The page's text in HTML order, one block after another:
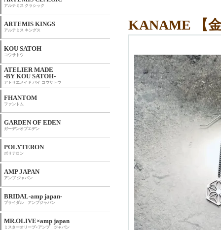
KANAME 【
アルテミス クラシック
ARTEMIS KINGS
アルテミス キングス
KOU SATOH
コウサトウ
ATELIER MADE
-BY KOU SATOH-
アトリエメイド バイ コウサトウ
FHANTOM
ファントム
GARDEN OF EDEN
ガーデンオブエデン
POLYTERON
ポリテロン
AMP JAPAN
アンプ ジャパン
BRIDAL-amp japan-
ブライダル アンプジャパン
MR.OLIVE×amp japan
ミスターオリーブ×アンプ ジャパン